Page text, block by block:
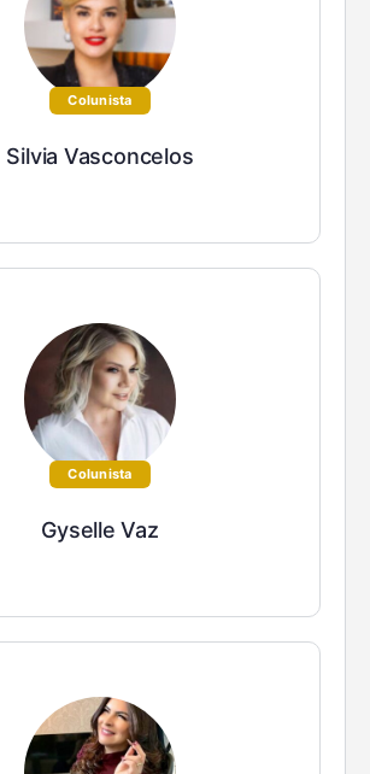
Colunista
Silvia Vasconcelos
Colunista
Gyselle Vaz